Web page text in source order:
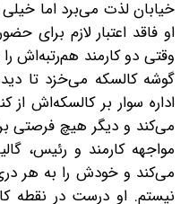
خیابان لذت می‌برد اما
او فاقد اعتبار لازم برای
وقتی دو کارمند هم‌رتبه‌اش
گوشه کالسکه می‌خزد تا
اداره سوار بر کالسکه‌اش از
می‌کند و دیگر هیچ فرصتی
مواجهه کارمند و رئیس،
می‌کند و خودش را به هر
نیستم. او درست در نقطه